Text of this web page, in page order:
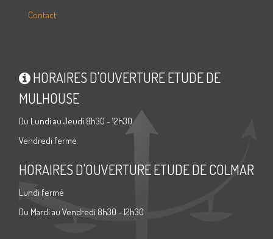
Contact
HORAIRES D'OUVERTURE ETUDE DE
MULHOUSE
Du Lundi au Jeudi 8h30 - 12h30
Vendredi fermé
HORAIRES D'OUVERTURE ETUDE DE COLMAR
Lundi fermé
Du Mardi au Vendredi 8h30 - 12h30